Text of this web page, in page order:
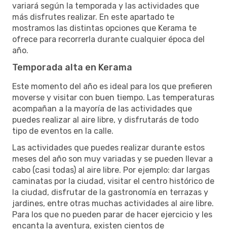
variará según la temporada y las actividades que
más disfrutes realizar. En este apartado te
mostramos las distintas opciones que Kerama te
ofrece para recorrerla durante cualquier época del
año.
Temporada alta en Kerama
Este momento del año es ideal para los que prefieren
moverse y visitar con buen tiempo. Las temperaturas
acompañan a la mayoría de las actividades que
puedes realizar al aire libre, y disfrutarás de todo
tipo de eventos en la calle.
Las actividades que puedes realizar durante estos
meses del año son muy variadas y se pueden llevar a
cabo (casi todas) al aire libre. Por ejemplo: dar largas
caminatas por la ciudad, visitar el centro histórico de
la ciudad, disfrutar de la gastronomía en terrazas y
jardines, entre otras muchas actividades al aire libre.
Para los que no pueden parar de hacer ejercicio y les
encanta la aventura, existen cientos de